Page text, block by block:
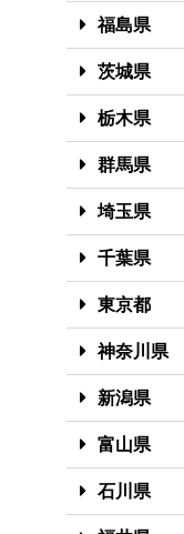
福島県
茨城県
栃木県
群馬県
埼玉県
千葉県
東京都
神奈川県
新潟県
富山県
石川県